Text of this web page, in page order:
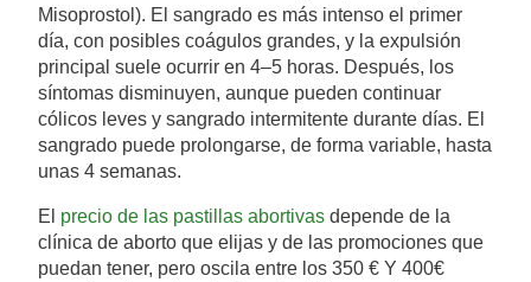
Misoprostol). El sangrado es más intenso el primer
día, con posibles coágulos grandes, y la expulsión
principal suele ocurrir en 4–5 horas. Después, los
síntomas disminuyen, aunque pueden continuar
cólicos leves y sangrado intermitente durante días. El
sangrado puede prolongarse, de forma variable, hasta
unas 4 semanas.
El precio de las pastillas abortivas depende de la
clínica de aborto que elijas y de las promociones que
puedan tener, pero oscila entre los 350 € Y 400€